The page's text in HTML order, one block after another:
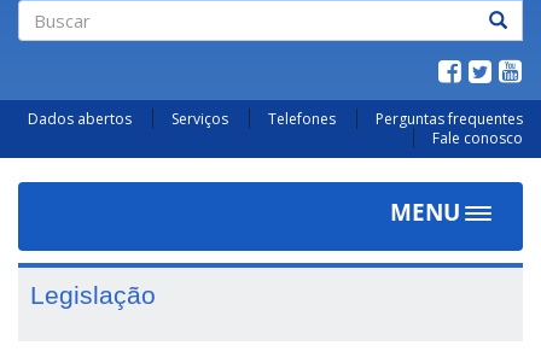
Dados abertos Serviços Telefones
Perguntas frequentes
Fale conosco
MENU
Toggle
Legislação